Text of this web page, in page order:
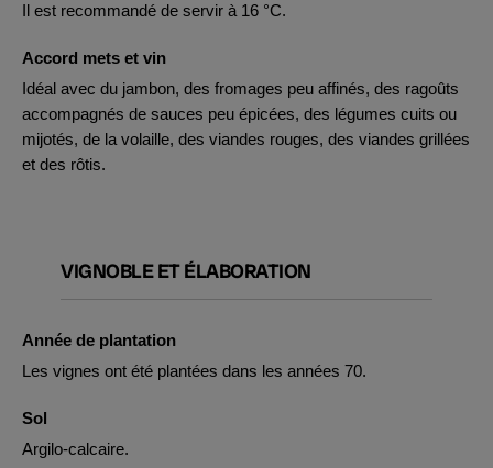
Il est recommandé de servir à 16 °C.
Accord mets et vin
Idéal avec du jambon, des fromages peu affinés, des ragoûts
accompagnés de sauces peu épicées, des légumes cuits ou
mijotés, de la volaille, des viandes rouges, des viandes grillées
et des rôtis.
VIGNOBLE ET ÉLABORATION
Année de plantation
Les vignes ont été plantées dans les années 70.
Sol
Argilo-calcaire.